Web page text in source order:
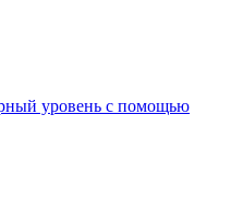
уровень с помощью